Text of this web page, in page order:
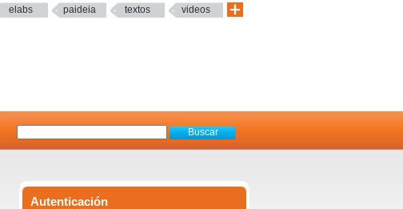
elabs paideia textos videos
Autenticación